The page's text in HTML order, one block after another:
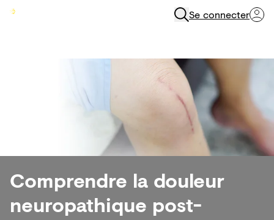
Se connecter
Comprendre la douleur
neuropathique post-